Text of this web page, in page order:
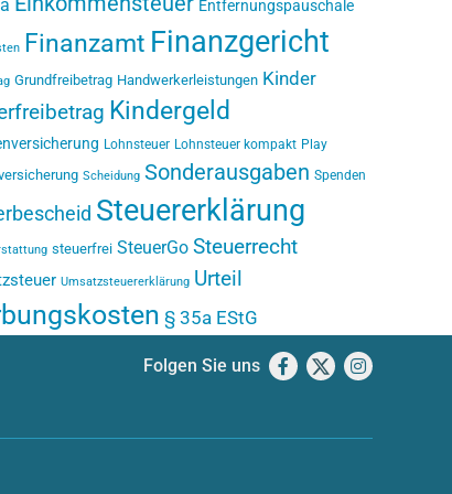
Entfernungspauschale
Finanzamt Finanzgericht
Grundfreibetrag Handwerkerleistungen Kinder
Kindergeld
Lohnsteuer Lohnsteuer kompakt Play
Scheidung Sonderausgaben Spenden
Steuererklärung
steuerfrei SteuerGo Steuerrecht
Umsatzsteuererklärung Urteil
§ 35a EStG
Folgen Sie uns Facebook
X Instagram